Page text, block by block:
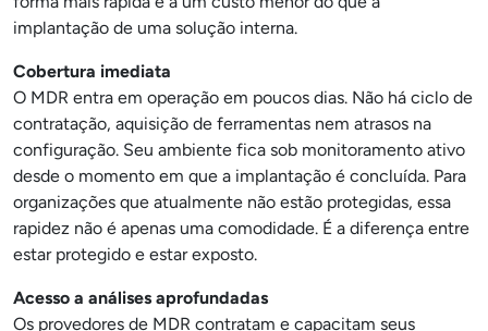
implantação de uma solução interna.
Cobertura imediata
O MDR entra em operação em poucos dias. Não há ciclo de
contratação, aquisição de ferramentas nem atrasos na
configuração. Seu ambiente fica sob monitoramento ativo
desde o momento em que a implantação é concluída. Para
organizações que atualmente não estão protegidas, essa
rapidez não é apenas uma comodidade. É a diferença entre
estar protegido e estar exposto.
Acesso a análises aprofundadas
Os provedores de MDR contratam e capacitam seus